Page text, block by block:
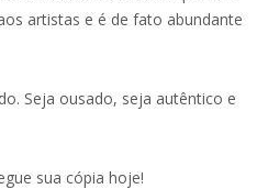
artistas e é de fato abundante
Seja ousado, seja autêntico e
sua cópia hoje!